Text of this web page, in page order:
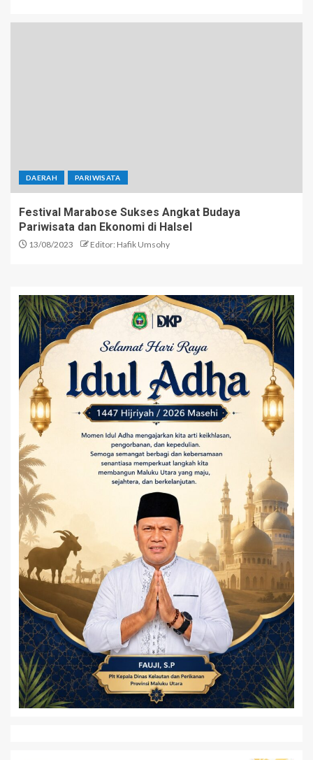
DAERAH PARIWISATA
Festival Marabose Sukses Angkat Budaya
Pariwisata dan Ekonomi di Halsel
13/08/2023 Editor: Hafik Umsohy